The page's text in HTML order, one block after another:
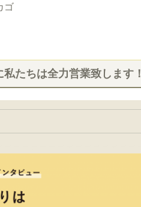
ゴ
たちは全力営業致します！